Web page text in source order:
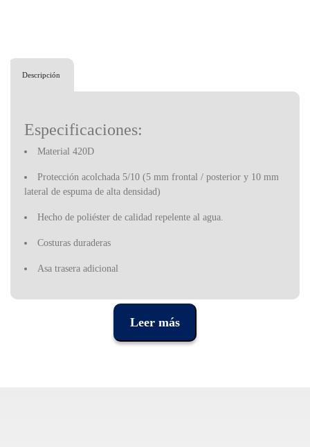
Descripción
Especificaciones:
Material 420D
Protección acolchada 5/10 (5 mm frontal / posterior y 10 mm
lateral de espuma de alta densidad)
Hecho de poliéster de calidad repelente al agua.
Costuras duraderas
Asa trasera adicional
Leer más